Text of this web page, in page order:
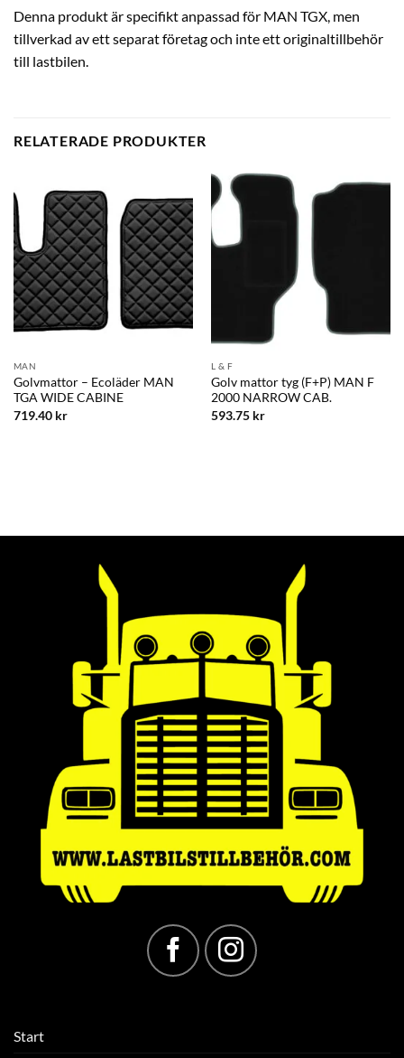
Denna produkt är specifikt anpassad för MAN TGX, men
tillverkad av ett separat företag och inte ett originaltillbehör
till lastbilen.
RELATERADE PRODUKTER
MAN
Golvmattor – Ecoläder MAN
TGA WIDE CABINE
719.40 kr
L & F
Golv mattor tyg (F+P) MAN F
2000 NARROW CAB.
593.75 kr
Start